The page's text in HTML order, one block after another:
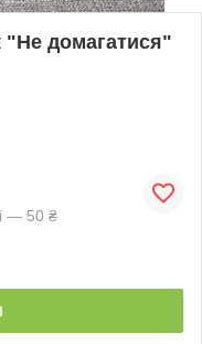
"Не домагатися"
— 50 ₴